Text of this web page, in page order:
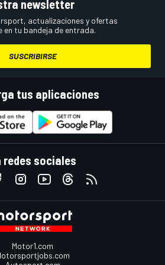
newsletter
actualizaciones y ofertas
en tu bandeja de entrada.
SUSCRIBIRSE
tus aplicaciones
redes sociales
Motor1.com